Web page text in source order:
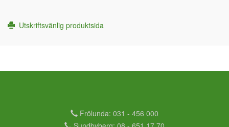
Utskriftsvänlig produktsida
Frölunda: 031 - 456 000